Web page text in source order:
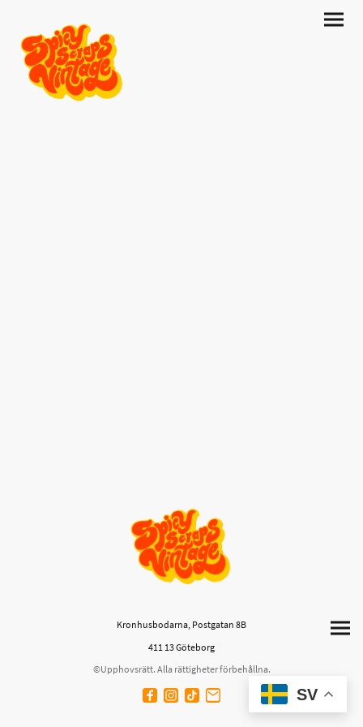
Kronhusbodarna, Postgatan 8B
411 13 Göteborg
©Upphovsrätt. Alla rättigheter förbehållna.
SV